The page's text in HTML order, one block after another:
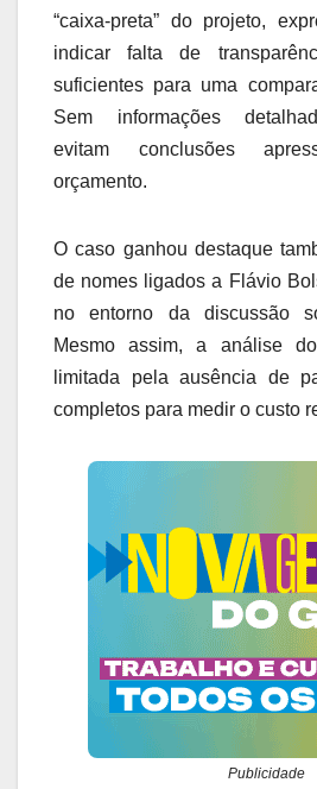
“caixa-preta” do projeto,
indicar falta de
suficientes para uma
Sem informações
evitam conclusões
orçamento.
O caso ganhou destaque
de nomes ligados a Flávio
no entorno da discussão
Mesmo assim, a análise
limitada pela ausência de
completos para medir o custo
Publicidade